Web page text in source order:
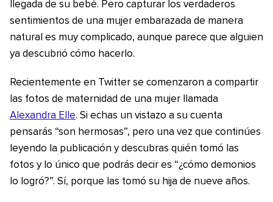
llegada de su bebé. Pero capturar los verdaderos
sentimientos de una mujer embarazada de manera
natural es muy complicado, aunque parece que alguien
ya descubrió cómo hacerlo.
Recientemente en Twitter se comenzaron a compartir
las fotos de maternidad de una mujer llamada
Alexandra Elle. Si echas un vistazo a su cuenta
pensarás “son hermosas”, pero una vez que continúes
leyendo la publicación y descubras quién tomó las
fotos y lo único que podrás decir es “¿cómo demonios
lo logró?”. Sí, porque las tomó su hija de nueve años.